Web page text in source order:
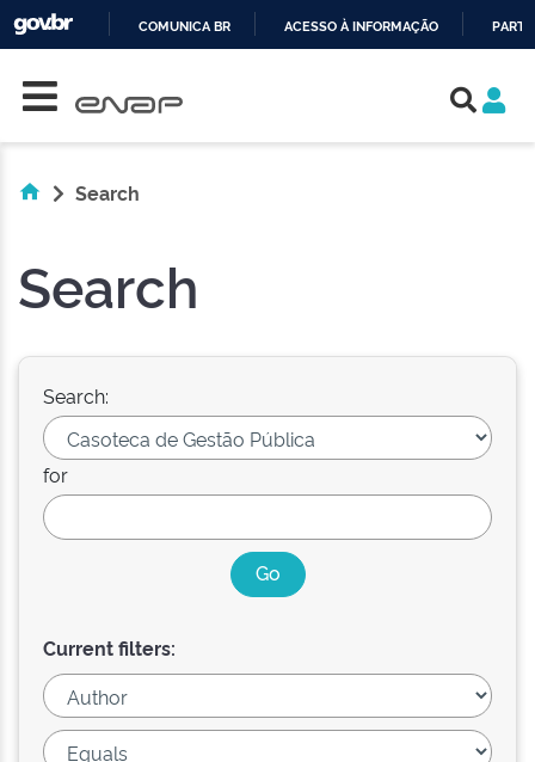
COMUNICA BR ACESSO À INFORMAÇÃO
Search
Search
Search:
for
Current filters: